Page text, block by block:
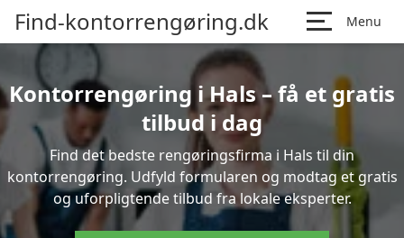
Find-kontorrengøring.dk Menu
Kontorrengøring i Hals – få et gratis
tilbud i dag
Find det bedste rengøringsfirma i Hals til din
kontorrengøring. Udfyld formularen og modtag et gratis
og uforpligtende tilbud fra lokale eksperter.